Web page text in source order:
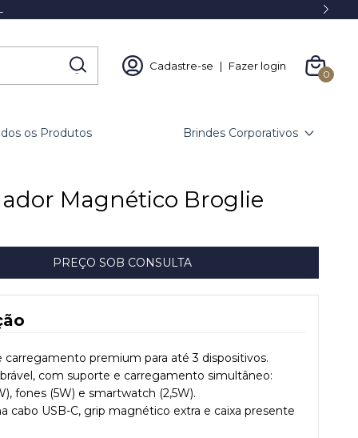
Cadastre-se | Fazer login
0
os Produtos Brindes Corporativos
Magnético Broglie
carregamento premium para até 3 dispositivos.
com suporte e carregamento simultâneo:
fones (5W) e smartwatch (2,5W).
cabo USB-C, grip magnético extra e caixa presente